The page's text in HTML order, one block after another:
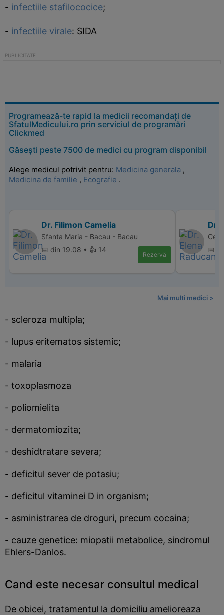
- infectiile stafilococice;
- infectiile virale: SIDA
Programează-te rapid la medicii recomandați de
SfatulMedicului.ro prin serviciul de programări
Clickmed
Găsești peste 7500 de medici cu program disponibil
Alege medicul potrivit pentru: Medicina generala ,
Medicina de familie , Ecografie .
Dr. Filimon Camelia
Sfanta Maria - Bacau - Bacau
📅 din 19.08 • 👍 14
Rezervă
Dr.
📅
Mai multi medici >
- scleroza multipla;
- lupus eritematos sistemic;
- malaria
- toxoplasmoza
- poliomielita
- dermatomiozita;
- deshidtratare severa;
- deficitul sever de potasiu;
- deficitul vitaminei D in organism;
- asministrarea de droguri, precum cocaina;
- cauze genetice: miopatii metabolice, sindromul
Ehlers-Danlos.
Cand este necesar consultul medical
De obicei, tratamentul la domiciliu amelioreaza